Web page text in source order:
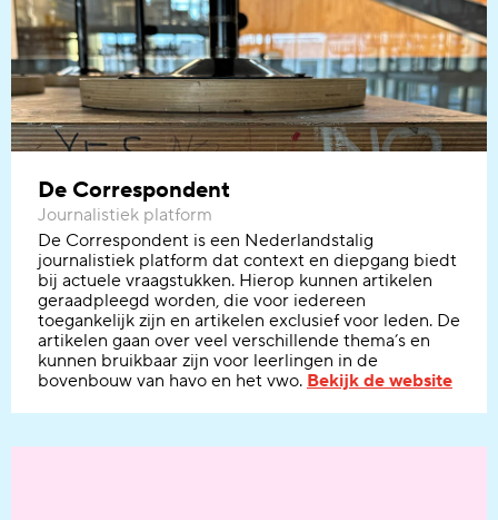
De Correspondent
Journalistiek platform
De Correspondent is een Nederlandstalig
journalistiek platform dat context en diepgang biedt
bij actuele vraagstukken. Hierop kunnen artikelen
geraadpleegd worden, die voor iedereen
toegankelijk zijn en artikelen exclusief voor leden. De
artikelen gaan over veel verschillende thema’s en
kunnen bruikbaar zijn voor leerlingen in de
bovenbouw van havo en het vwo. Bekijk de website